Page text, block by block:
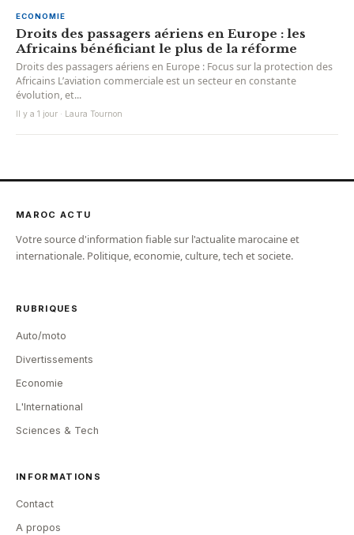
ECONOMIE
Droits des passagers aériens en Europe : les
Africains bénéficiant le plus de la réforme
Droits des passagers aériens en Europe : Focus sur la protection des
Africains L’aviation commerciale est un secteur en constante
évolution, et...
Il y a 1 jour · Laura Tournon
MAROC ACTU
Votre source d'information fiable sur l'actualite marocaine et
internationale. Politique, economie, culture, tech et societe.
RUBRIQUES
Auto/moto
Divertissements
Economie
L'International
Sciences & Tech
INFORMATIONS
Contact
A propos